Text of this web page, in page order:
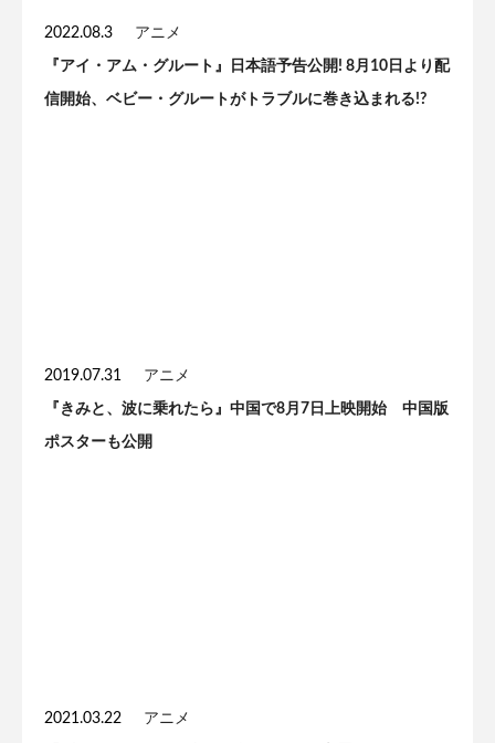
2022.08.3 アニメ
『アイ・アム・グルート』日本語予告公開! 8月10日より配
信開始、ベビー・グルートがトラブルに巻き込まれる!?
2019.07.31 アニメ
『きみと、波に乗れたら』中国で8月7日上映開始 中国版
ポスターも公開
2021.03.22 アニメ